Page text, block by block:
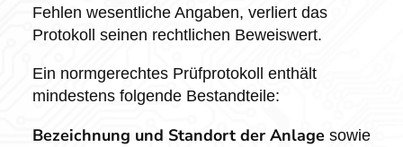
Fehlen wesentliche Angaben, verliert das
Protokoll seinen rechtlichen Beweiswert.
Ein normgerechtes Prüfprotokoll enthält
mindestens folgende Bestandteile:
Bezeichnung und Standort der Anlagesowie